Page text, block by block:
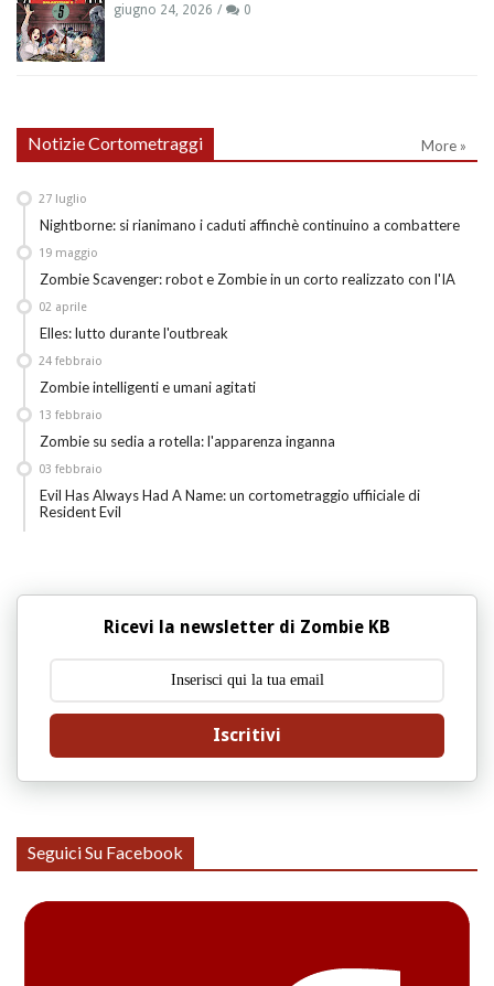
giugno 24, 2026 0
Notizie Cortometraggi More »
Nightborne: si rianimano i caduti affinchè continuino a combattere
27 luglio
Zombie Scavenger: robot e Zombie in un corto realizzato con l'IA
19 maggio
Elles: lutto durante l'outbreak
02 aprile
Zombie intelligenti e umani agitati
24 febbraio
Zombie su sedia a rotella: l'apparenza inganna
13 febbraio
Evil Has Always Had A Name: un cortometraggio uffiiciale di
Resident Evil
03 febbraio
Ricevi la newsletter di Zombie KB
Iscritivi
Seguici Su Facebook